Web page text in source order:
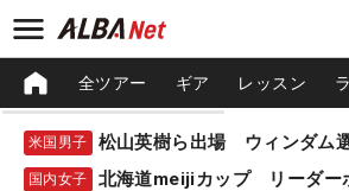
全ツアー ギア レッスン
米国男子
国内女子 北海道meijiカップ リーダー